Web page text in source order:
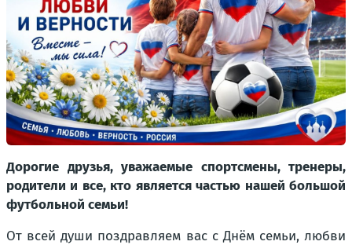
Дорогие друзья, уважаемые спортсмены, тренеры,
родители и все, кто является частью нашей большой
футбольной семьи!
От всей души поздравляем вас с Днём семьи, любви